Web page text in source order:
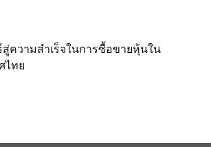
ความสำเร็จในการซื้อขายหุ้นใน
ไทย